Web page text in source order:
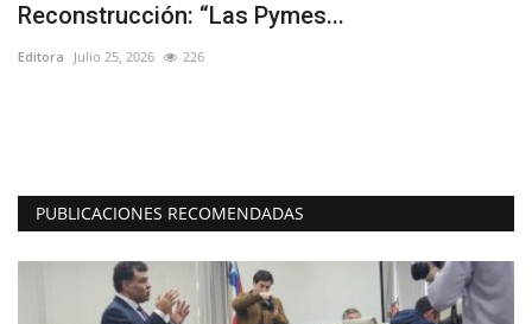
Reconstrucción: “Las Pymes...
Editora Julio 25, 2026 226
PUBLICACIONES RECOMENDADAS